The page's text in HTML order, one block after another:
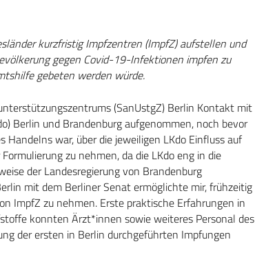
kurzfristig Impfzentren (ImpfZ) aufstellen und
gegen Covid-19-Infektionen impfen zu
gebeten werden würde.
(SanUstgZ) Berlin Kontakt mit
Berlin und Brandenburg aufgenommen, noch bevor
war, über die jeweiligen LKdo Einfluss auf
zu nehmen, da die LKdo eng in die
der Landesregierung von Brandenburg
mit dem Berliner Senat ermöglichte mir, frühzeitig
ImpfZ zu nehmen. Erste praktische Erfahrungen in
konnten Ärzt*innen sowie weiteres Personal des
der ersten in Berlin durchgeführten Impfungen